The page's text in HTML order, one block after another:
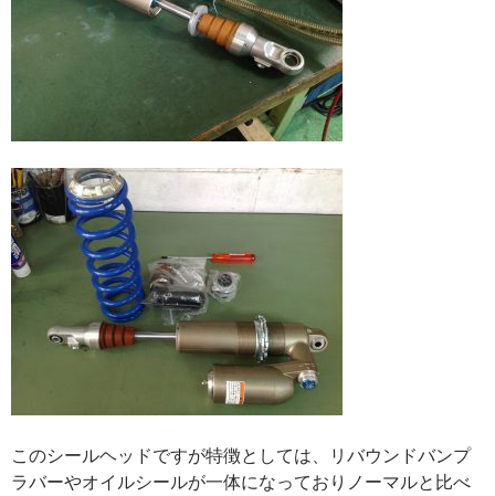
このシールヘッドですが特徴としては、リバウンドバンプ
ラバーやオイルシールが一体になっておりノーマルと比べ